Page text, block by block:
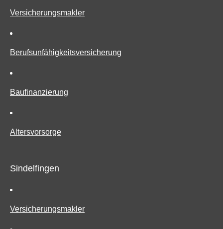
Ver­sicherungs­makler
Berufs­unfähig­keitsversicherung
Baufinanzierung
Alters­vorsorge
Sindelfingen
Ver­sicherungs­makler